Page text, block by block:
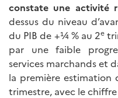
constate une activité
dessus du niveau
du PIB de +¼ % au 2e
par une faible
services marchands et
la première estimation
trimestre, avec le